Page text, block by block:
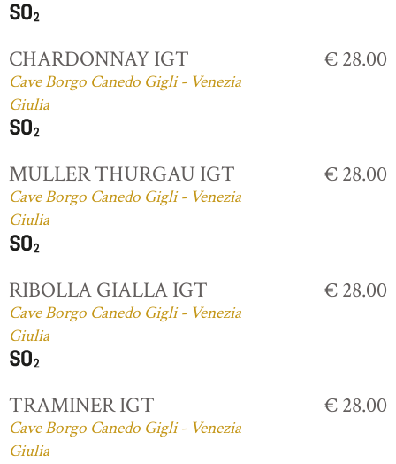
CHARDONNAY IGT
Cave Borgo Canedo Gigli - Venezia
Giulia
€ 28.00
MULLER THURGAU IGT
Cave Borgo Canedo Gigli - Venezia
Giulia
€ 28.00
RIBOLLA GIALLA IGT
Cave Borgo Canedo Gigli - Venezia
Giulia
€ 28.00
TRAMINER IGT
Cave Borgo Canedo Gigli - Venezia
Giulia
€ 28.00